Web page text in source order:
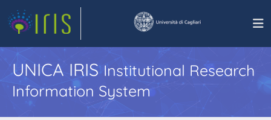
UNICA IRISInstitutional Research
Information System